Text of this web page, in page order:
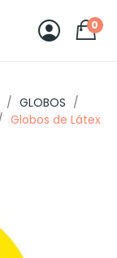
0
GLOBOS
Globos de Látex